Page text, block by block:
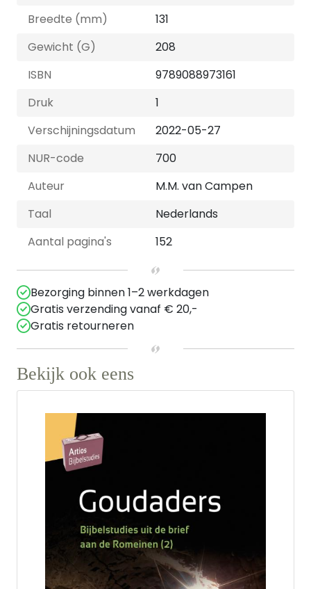
Breedte (mm)
131
Gewicht (G)
208
ISBN
9789088973161
Druk
1
Verschijningsdatum
2022-05-27
NUR-code
700
Auteur
M.M. van Campen
Taal
Nederlands
Aantal pagina's
152
Bezorging binnen 1–2 werkdagen
Gratis verzending vanaf € 20,-
Gratis retourneren
Bekijk ook eens